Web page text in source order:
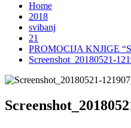
Home
2018
svibanj
21
PROMOCIJA KNJIGE
Screenshot_20180521-